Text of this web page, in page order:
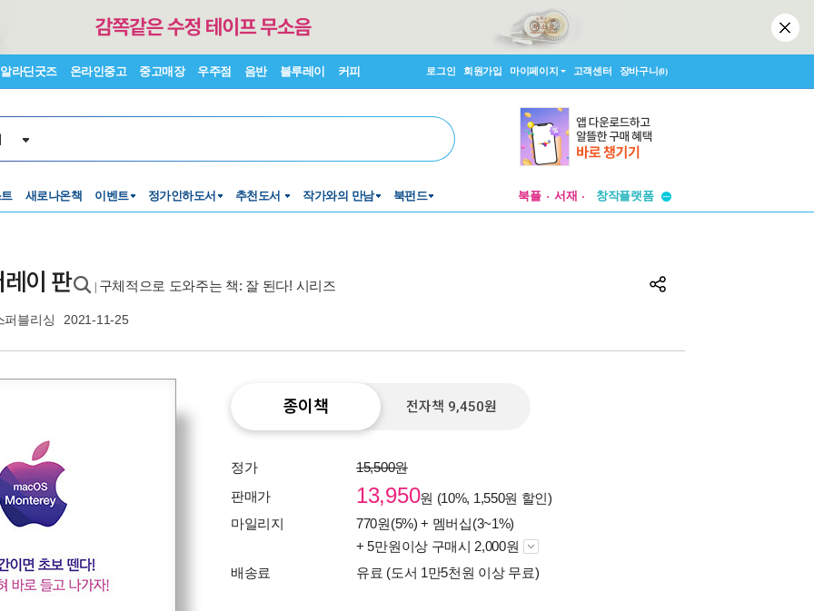
알라딘굿즈 온라인중고 중고매장 우주점 음반 블루레이 커피 로그인 회원가입 마이페이지 고객센터 장바구니(0)
새로나온책 이벤트 정가인하도서 추천도서 작가와의 만남 북펀드 북플 서재
창작플랫폼
레이 판 구체적으로 도와주는 책: 잘 된다! 시리즈
퍼블리싱 2021-11-25
종이책 전자책 9,450원
정가
15,500원
판매가
13,950원 (10%, 1,550원 할인)
마일리지
770원(5%) + 멤버십(3~1%)
+ 5만원이상 구매시 2,000원
배송료
유료 (도서 1만5천원 이상 무료)